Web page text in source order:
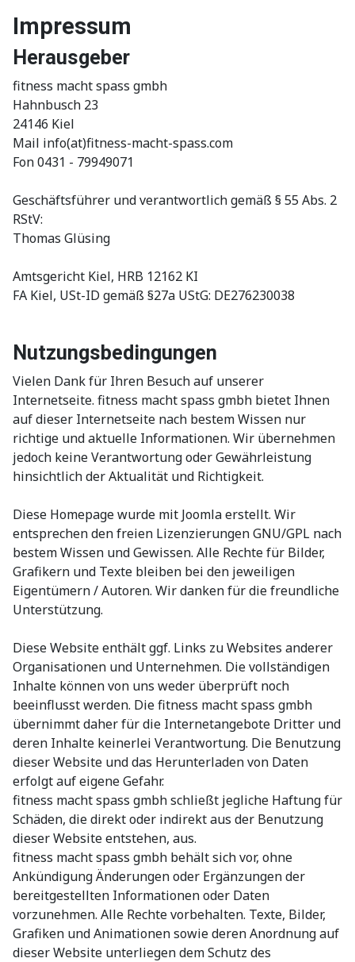
Impressum
Herausgeber
fitness macht spass gmbh
Hahnbusch 23
24146 Kiel
Mail info(at)fitness-macht-spass.com
Fon 0431 - 79949071
Geschäftsführer und verantwortlich gemäß § 55 Abs. 2
RStV:
Thomas Glüsing
Amtsgericht Kiel, HRB 12162 KI
FA Kiel, USt-ID gemäß §27a UStG: DE276230038
Nutzungsbedingungen
Vielen Dank für Ihren Besuch auf unserer
Internetseite. fitness macht spass gmbh bietet Ihnen
auf dieser Internetseite nach bestem Wissen nur
richtige und aktuelle Informationen. Wir übernehmen
jedoch keine Verantwortung oder Gewährleistung
hinsichtlich der Aktualität und Richtigkeit.
Diese Homepage wurde mit Joomla erstellt. Wir
entsprechen den freien Lizenzierungen GNU/GPL nach
bestem Wissen und Gewissen. Alle Rechte für Bilder,
Grafikern und Texte bleiben bei den jeweiligen
Eigentümern / Autoren. Wir danken für die freundliche
Unterstützung.
Diese Website enthält ggf. Links zu Websites anderer
Organisationen und Unternehmen. Die vollständigen
Inhalte können von uns weder überprüft noch
beeinflusst werden. Die fitness macht spass gmbh
übernimmt daher für die Internetangebote Dritter und
deren Inhalte keinerlei Verantwortung. Die Benutzung
dieser Website und das Herunterladen von Daten
erfolgt auf eigene Gefahr.
fitness macht spass gmbh schließt jegliche Haftung für
Schäden, die direkt oder indirekt aus der Benutzung
dieser Website entstehen, aus.
fitness macht spass gmbh behält sich vor, ohne
Ankündigung Änderungen oder Ergänzungen der
bereitgestellten Informationen oder Daten
vorzunehmen. Alle Rechte vorbehalten. Texte, Bilder,
Grafiken und Animationen sowie deren Anordnung auf
dieser Website unterliegen dem Schutz des